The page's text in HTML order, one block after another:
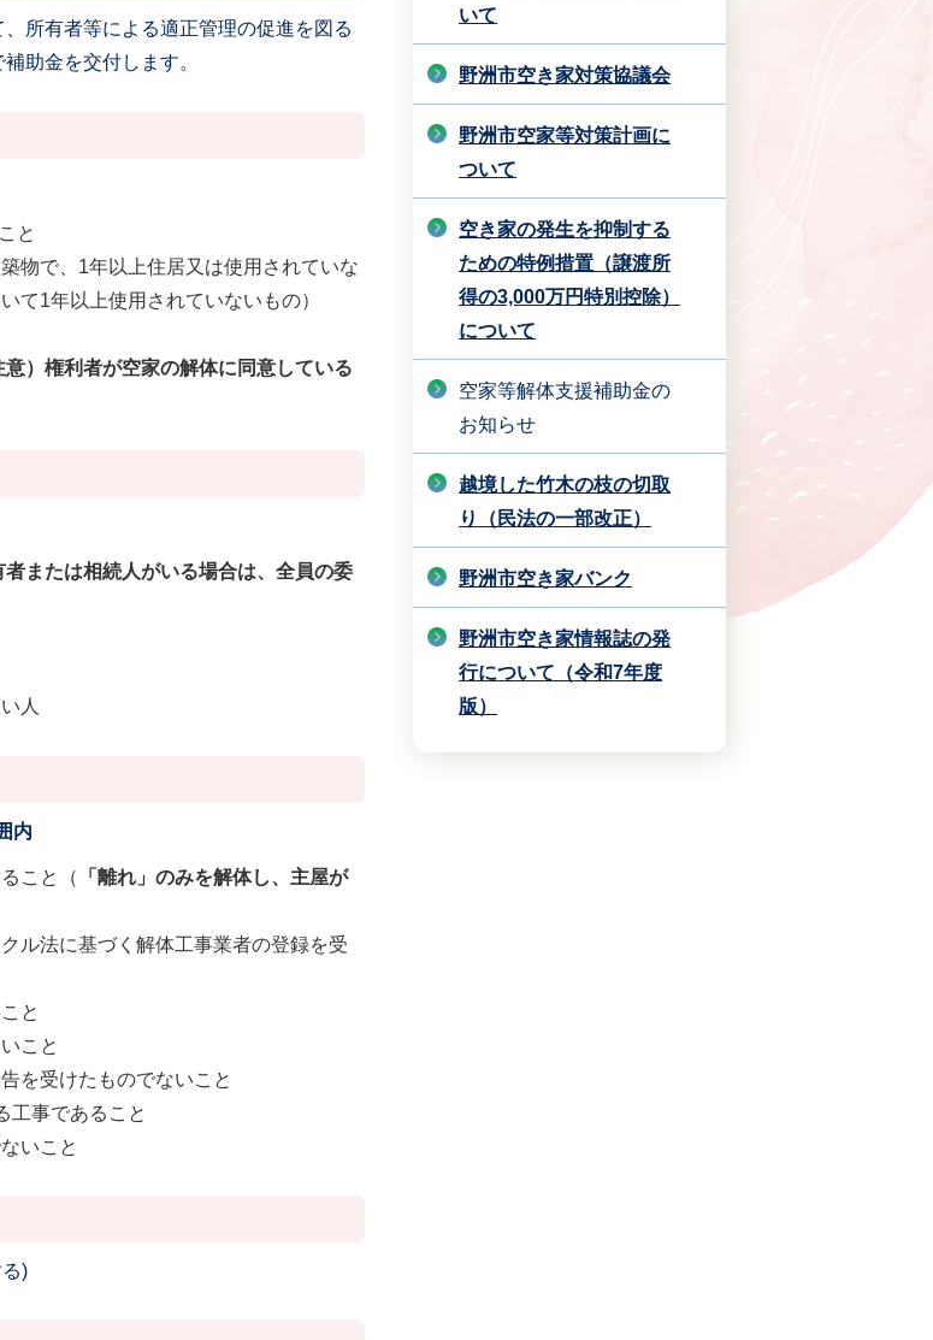
所有者等による適正管理の促進を図る
助金を交付します。
と
物で、1年以上住居又は使用されていな
て1年以上使用されていないもの）
意）権利者が空家の解体に同意している
者または相続人がいる場合は、全員の委
人
内
こと（
「離れ」のみを解体し、主屋が
ル法に基づく解体工事業者の登録を受
と
こと
を受けたものでないこと
工事であること
いこと
)
いて
野洲市空き家対策協議会
野洲市空家等対策計画に
ついて
空き家の発生を抑制する
ための特例措置（譲渡所
得の3,000万円特別控除）
について
空家等解体支援補助金の
お知らせ
越境した竹木の枝の切取
り（民法の一部改正）
野洲市空き家バンク
野洲市空き家情報誌の発
行について（令和7年度
版）